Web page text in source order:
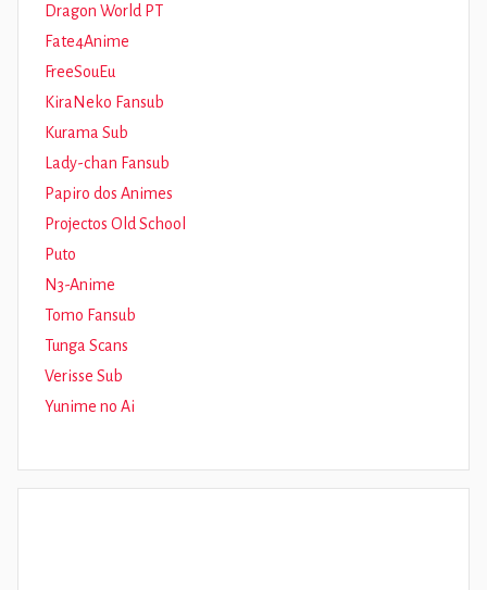
Dragon World PT
Fate4Anime
FreeSouEu
KiraNeko Fansub
Kurama Sub
Lady-chan Fansub
Papiro dos Animes
Projectos Old School
Puto
N3-Anime
Tomo Fansub
Tunga Scans
Verisse Sub
Yunime no Ai